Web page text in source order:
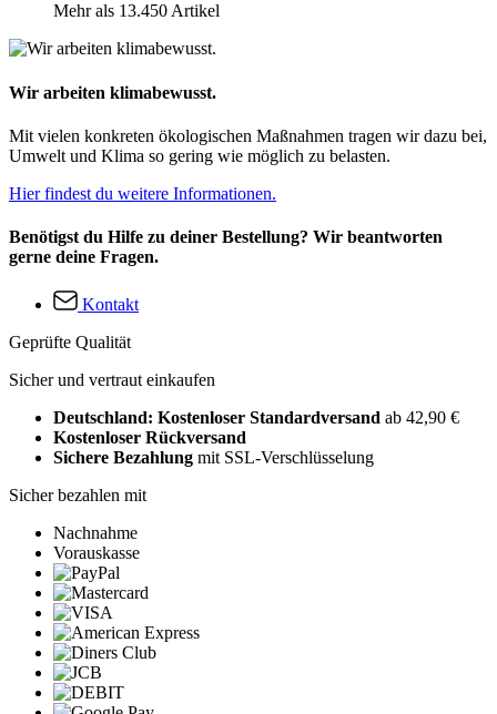
Mehr als 13.450 Artikel
Wir arbeiten klimabewusst.
Mit vielen konkreten ökologischen Maßnahmen tragen wir dazu bei,
Umwelt und Klima so gering wie möglich zu belasten.
Hier findest du weitere Informationen.
Benötigst du Hilfe zu deiner Bestellung? Wir beantworten
gerne deine Fragen.
Kontakt
Geprüfte Qualität
Sicher und vertraut einkaufen
Deutschland: Kostenloser Standardversand ab 42,90 €
Kostenloser Rückversand
Sichere Bezahlung mit SSL-Verschlüsselung
Sicher bezahlen mit
Nachnahme
Vorauskasse